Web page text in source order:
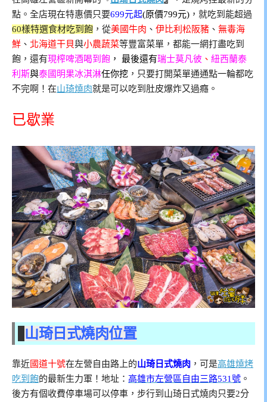
點。全店現在特惠價只要699元起(原價799元) ，就吃到能超過
60樣特選食材吃到飽 ，從美國牛肉 、 伊比利松阪豬 、 無毒海
鮮 、 北海道干貝與小農蔬菜等豐富菜單，都能一網打盡吃到
飽，還有現榨啤酒喝到飽 ， 最後還有瑞士莫凡彼 、 紐西蘭泰
利斯與泰國明果冰淇淋任你挖 ，只要打開菜單通通點一輪都吃
不完啊！在山琦燒肉就是可以吃到肚皮爆炸又過癮。
已歇業
山琦日式燒肉位置
靠近國道十號在左營自由路上的山琦日式燒肉 ，可是高雄燒烤
吃到飽的最新生力軍！地址： 高雄市左營區自由三路531號 。
後方有個收費停車場可以停車，步行到山琦日式燒肉只要2分